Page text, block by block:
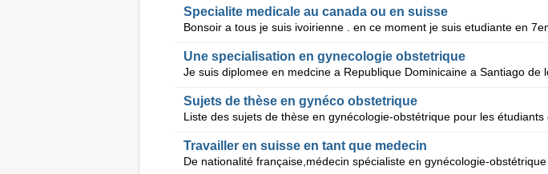
Specialite medicale au canada ou en suisse
Une specialisation en gynecologie obstetrique
Sujets de thèse en gynéco obstetrique
Travailler en suisse en tant que medecin